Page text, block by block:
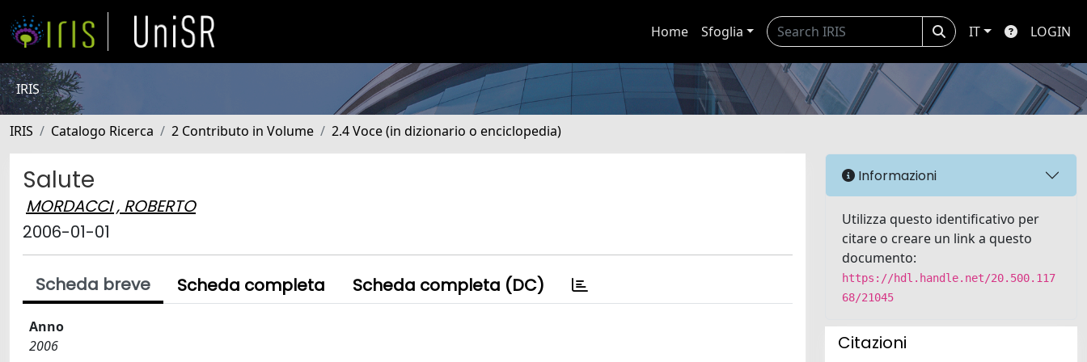
Home Sfoglia IT LOGIN
IRIS
IRIS Catalogo Ricerca 2 Contributo in Volume 2.4 Voce (in dizionario o enciclopedia)
Salute
MORDACCI , ROBERTO
2006-01-01
Scheda breve Scheda completa Scheda completa (DC)
Anno
2006
Informazioni
Utilizza questo identificativo per
citare o creare un link a questo
documento:
https://hdl.handle.net/20.500.117
68/21045
Citazioni